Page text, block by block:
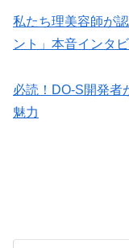
私たち理美容師が
ント」本音インタ
必読！DO-S開発
魅力